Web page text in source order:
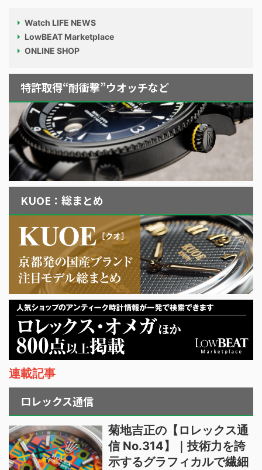
Watch LIFE NEWS
LowBEAT Marketplace
ONLINE SHOP
特許取得“耐衝撃”ウオッチなど
KUOE：総まとめ
連載記事
ロレックス通信
菊地吉正の【ロレックス通
信 No.314】｜技術力を誇
示するグラフィカルで繊細